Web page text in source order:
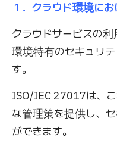
１．クラウド環境に
クラウドサービスの
環境特有のセキュリ
す。
ISO/IEC 27017は、
な管理策を提供し、
ができます。